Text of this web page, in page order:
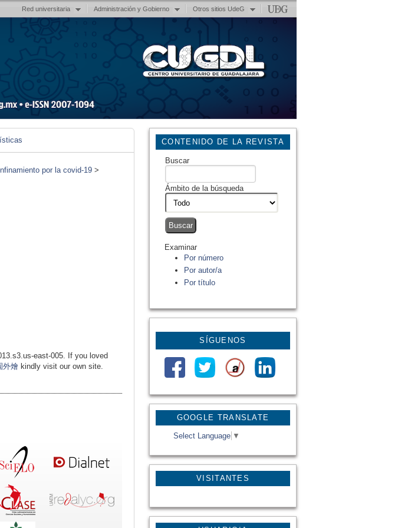
Red universitaria Administración y Gobierno Otros sitios UdeG
GOOGLE TRANSLATE
Select Language ▼
VISITANTES
CONTENIDO DE LA REVISTA
Buscar
Ámbito de la búsqueda
Examinar
Por número
Por autor/a
Por título
SÍGUENOS
por la covid-19 >
east-005. If you loved
外燴 kindly visit our own site.